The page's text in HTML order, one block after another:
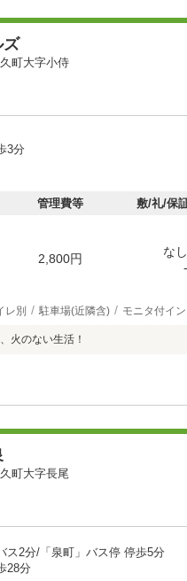
ズ
町大字小侍
3分
管理費等 敷/礼/保
2,800円
な
レ別 駐車場(近隣含) モニタ付イ
火のない生活！
町大字長尾
ス2分/「泉町」バス停 停歩5分
28分